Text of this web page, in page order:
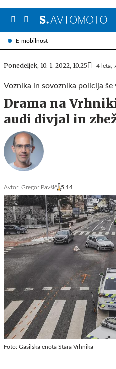
E-mobilnost
Ponedeljek, 10. 1. 2022, 10.25 4 leta,
Voznika in sovoznika policija še
Drama na
audi divjal in
Avtor: Gregor Pavšič 5,14
Foto: Gasilska enota Stara Vrhnika